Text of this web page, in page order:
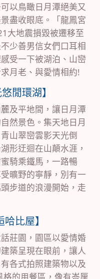
以鳥瞰日月潭絕美又
盡收眼底。「龍鳳宮
大地震損毀被遷移至
少善男信女們口耳相
受一下被湖泊、山巒
月老、與愛情相約!
閒環湖】
及平地間，讓日月潭
然景色。集天地日月
山翠巒雲影天光倒
形迂迴在山顛水涯，
騎乘鐵馬，一路暢
曠野的寧靜，別有一
步道的浪漫開始，走
比屋】
莊園，園區以愛情婚
築呈現在眼前，讓人
各式拍照建築物以及
的用餐區，像有峇厘